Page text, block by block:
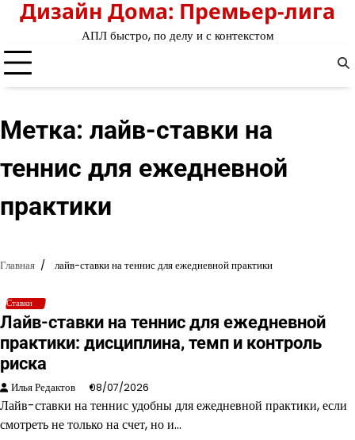
Перейти
содержимому
Дизайн Дома: Премьер-лига
АПЛ быстро, по делу и с контекстом
Метка: лайв-ставки на
теннис для ежедневной
практики
Главная лайв-ставки на теннис для ежедневной практики
Ставки
Лайв-ставки на теннис для ежедневной
практики: дисциплина, темп и контроль
риска
Илья Редактов 08/07/2026
Лайв-ставки на теннис удобны для ежедневной практики, если
смотреть не только на счет, но и…